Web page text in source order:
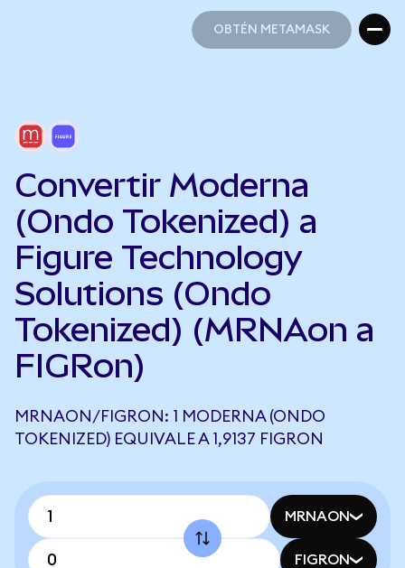
OBTÉN METAMASK
Convertir Moderna
(Ondo Tokenized) a
Figure Technology
Solutions (Ondo
Tokenized) (MRNAon a
FIGRon)
MRNAON/FIGRON: 1 MODERNA (ONDO
TOKENIZED) EQUIVALE A 1,9137 FIGRON
MRNAON
FIGRON